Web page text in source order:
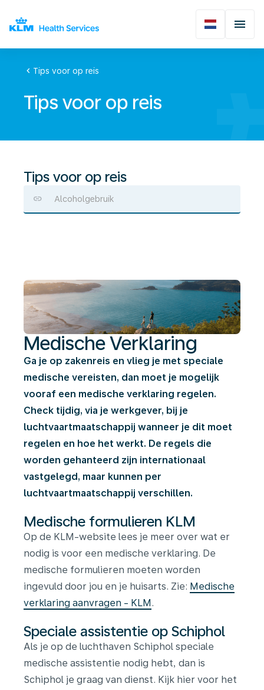
chevron_left Tips voor op reis
Tips voor op reis
Tips voor op reis
Alcoholgebruik
Medische
Medische Verklaring
Ga je op zakenreis en vlieg je met speciale
medische vereisten, dan moet je mogelijk
vooraf een medische verklaring regelen.
Check tijdig, via je werkgever, bij je
luchtvaartmaatschappij wanneer je dit moet
regelen en hoe het werkt. De regels die
worden gehanteerd zijn internationaal
vastgelegd, maar kunnen per
luchtvaartmaatschappij verschillen.
Medische formulieren KLM
Op de KLM-website lees je meer over wat er
nodig is voor een medische verklaring. De
medische formulieren moeten worden
ingevuld door jou en je huisarts. Zie: Medische
verklaring aanvragen - KLM.
Speciale assistentie op Schiphol
Als je op de luchthaven Schiphol speciale
medische assistentie nodig hebt, dan is
Schiphol je graag van dienst. Kijk hier voor het